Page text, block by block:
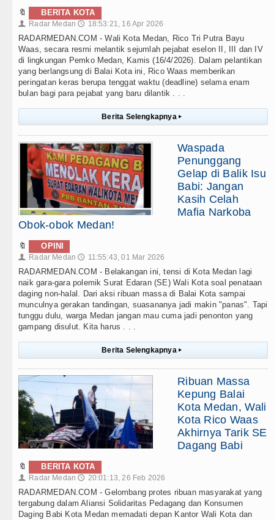
🔖 BERITA KOTA
👤 Radar Medan 🕔 18:53:21, 16 Apr 2026
RADARMEDAN.COM - Wali Kota Medan, Rico Tri Putra Bayu
Waas, secara resmi melantik sejumlah pejabat eselon II, III dan IV
di lingkungan Pemko Medan, Kamis (16/4/2026). Dalam pelantikan
yang berlangsung di Balai Kota ini, Rico Waas memberikan
peringatan keras berupa tenggat waktu (deadline) selama enam
bulan bagi para pejabat yang baru dilantik . . .
Berita Selengkapnya ▸
Waspada
Penunggang
Gelap di Balik Isu
Babi: Jangan
Kasih Celah
Mafia Narkoba
Obok-obok Medan!
🔖 OPINI
👤 Radar Medan 🕔 11:55:43, 01 Mar 2026
RADARMEDAN.COM - Belakangan ini, tensi di Kota Medan lagi
naik gara-gara polemik Surat Edaran (SE) Wali Kota soal penataan
daging non-halal. Dari aksi ribuan massa di Balai Kota sampai
munculnya gerakan tandingan, suasananya jadi makin "panas". Tapi
tunggu dulu, warga Medan jangan mau cuma jadi penonton yang
gampang disulut. Kita harus . . .
Berita Selengkapnya ▸
Ribuan Massa
Kepung Balai
Kota Medan, Wali
Kota Rico Waas
Akhirnya Tarik SE
Dagang Babi
🔖 BERITA KOTA
👤 Radar Medan 🕔 20:01:13, 26 Feb 2026
RADARMEDAN.COM - Gelombang protes ribuan masyarakat yang
tergabung dalam Aliansi Solidaritas Pedagang dan Konsumen
Daging Babi Kota Medan memadati depan Kantor Wali Kota dan